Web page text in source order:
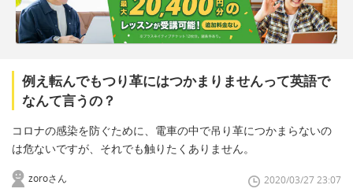
例え転んでもつり革にはつかまりませんって英語で
なんて言うの？
コロナの感染を防ぐために、電車の中で吊り革につかまらないの
は危ないですが、それでも触りたくありません。
zoroさん 2020/03/27 23:07